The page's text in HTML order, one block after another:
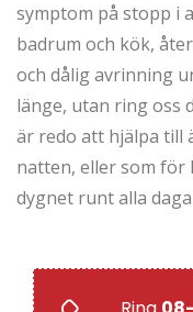
symptom på stopp i
badrum och kök,
och dålig avrinning
länge, utan ring oss
är redo att hjälpa till
natten, eller som för
dygnet runt alla